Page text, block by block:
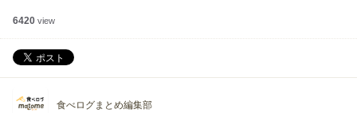
6420 view
食べログまとめ編集部